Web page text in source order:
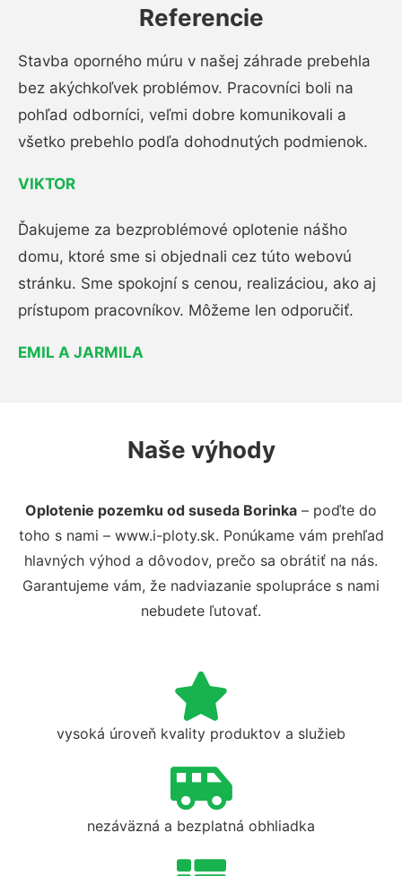
Referencie
Stavba oporného múru v našej záhrade prebehla
bez akýchkoľvek problémov. Pracovníci boli na
pohľad odborníci, veľmi dobre komunikovali a
všetko prebehlo podľa dohodnutých podmienok.
VIKTOR
Ďakujeme za bezproblémové oplotenie nášho
domu, ktoré sme si objednali cez túto webovú
stránku. Sme spokojní s cenou, realizáciou, ako aj
prístupom pracovníkov. Môžeme len odporučiť.
EMIL A JARMILA
Naše výhody
Oplotenie pozemku od suseda Borinka – poďte do
toho s nami – www.i-ploty.sk. Ponúkame vám prehľad
hlavných výhod a dôvodov, prečo sa obrátiť na nás.
Garantujeme vám, že nadviazanie spolupráce s nami
nebudete ľutovať.
vysoká úroveň kvality produktov a služieb
nezáväzná a bezplatná obhliadka